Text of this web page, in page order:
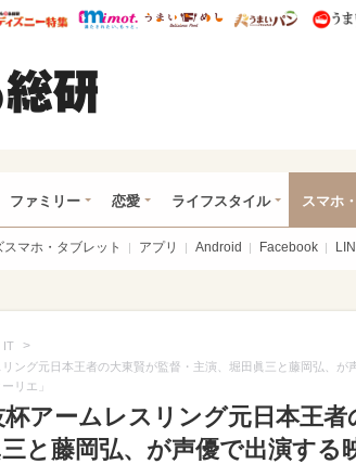
ピママ* ウレぴあ総研 ディズニー特集
mimot. うまいめし うま
ファミリー 恋愛 ライフスタイル スマホ
スマホ・タブレット アプリ Android Facebook
IT >
ング元日本王者の大東賢が監督・主演、堀田眞三と藤岡弘、が
リエ」
アームレスリング元日本王者
と藤岡弘、が声優で出演する